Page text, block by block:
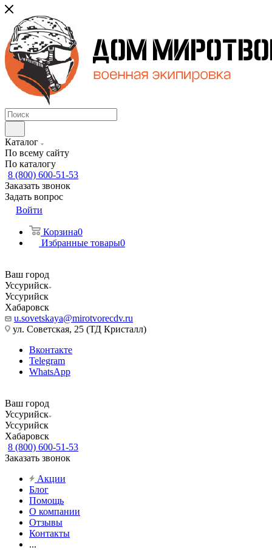
Каталог
По всему сайту
По каталогу
8 (800) 600-51-53
Заказать звонок
Задать вопрос
Войти
Корзина0
Избранные товары0
Ваш город
Уссурийск
Уссурийск
Хабаровск
u.sovetskaya@mirotvorecdv.ru
ул. Советская, 25 (ТД Кристалл)
Вконтакте
Telegram
WhatsApp
Ваш город
Уссурийск
Уссурийск
Хабаровск
8 (800) 600-51-53
Заказать звонок
Акции
Блог
Помощь
О компании
Отзывы
Контакты
...